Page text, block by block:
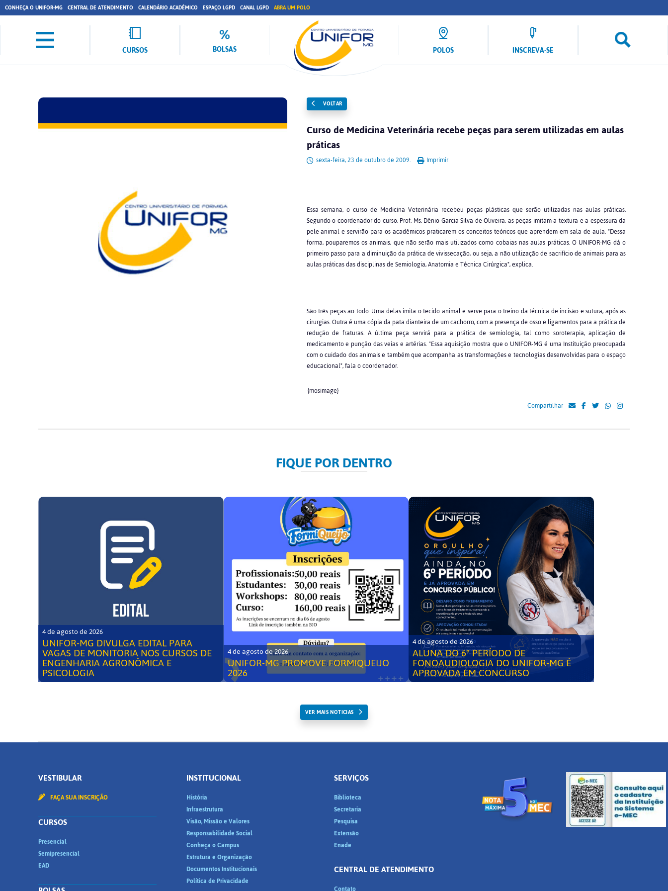
CONHEÇA O UNIFOR-MG CENTRAL DE ATENDIMENTO CALENDÁRIO ACADÊMICO ESPAÇO LGPD CANAL LGPD ABRA UM POLO
CURSOS BOLSAS POLOS INSCREVA-SE
VOLTAR
Curso de Medicina Veterinária recebe peças para serem utilizadas em aulas
práticas
sexta-feira, 23 de outubro de 2009. Imprimir
Essa semana, o curso de Medicina Veterinária recebeu peças plásticas que serão utilizadas nas aulas práticas.
Segundo o coordenador do curso, Prof. Ms. Dênio Garcia Silva de Oliveira, as peças imitam a textura e a espessura da
pele animal e servirão para os acadêmicos praticarem os conceitos teóricos que aprendem em sala de aula. "Dessa
forma, pouparemos os animais, que não serão mais utilizados como cobaias nas aulas práticas. O UNIFOR-MG dá o
primeiro passo para a diminuição da prática de vivissecação, ou seja, a não utilização de sacrifício de animais para as
aulas práticas das disciplinas de Semiologia, Anatomia e Técnica Cirúrgica", explica.
São três peças ao todo. Uma delas imita o tecido animal e serve para o treino da técnica de incisão e sutura, após as
cirurgias. Outra é uma cópia da pata dianteira de um cachorro, com a presença de osso e ligamentos para a prática de
redução de fraturas. A última peça servirá para a prática de semiologia, tal como soroterapia, aplicação de
medicamento e punção das veias e artérias. "Essa aquisição mostra que o UNIFOR-MG é uma Instituição preocupada
com o cuidado dos animais e também que acompanha as transformações e tecnologias desenvolvidas para o espaço
educacional", fala o coordenador.
{mosimage}
Compartilhar
FIQUE POR DENTRO
4 de agosto de 2026
UNIFOR-MG DIVULGA EDITAL PARA
VAGAS DE MONITORIA NOS CURSOS DE
ENGENHARIA AGRONÔMICA E
PSICOLOGIA
4 de agosto de 2026
UNIFOR-MG PROMOVE FORMIQUEIJO
2026
4 de agosto de 2026
ALUNA DO 6° PERÍODO DE
FONOAUDIOLOGIA DO UNIFOR-MG É
APROVADA EM CONCURSO
VER MAIS NOTICIAS
VESTIBULAR
FAÇA SUA INSCRIÇÃO
CURSOS
Presencial
Semipresencial
EAD
INSTITUCIONAL
História
Infraestrutura
Visão, Missão e Valores
Responsabilidade Social
Conheça o Campus
Estrutura e Organização
Documentos Institucionais
Política de Privacidade
SERVIÇOS
Biblioteca
Secretaria
Pesquisa
Extensão
Enade
CENTRAL DE ATENDIMENTO